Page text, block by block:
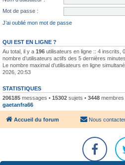
Mot de passe :
J’ai oublié mon mot de passe
QUI EST EN LIGNE ?
Au total, il y a 196 utilisateurs en ligne :: 4 inscrits,
nombre d’utilisateurs actifs des 5 dernières
Le nombre maximal d’utilisateurs en ligne
2026, 20:53
STATISTIQUES
206185 messages • 15302 sujets • 3448 membres
gaetanfra66
Accueil du forum Nous